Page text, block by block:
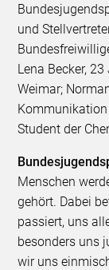
und
Lena Becker,
Weimar;
Kommunikation
Student der
Menschen
gehört. Dabei
passiert, uns
besonders uns
wir uns